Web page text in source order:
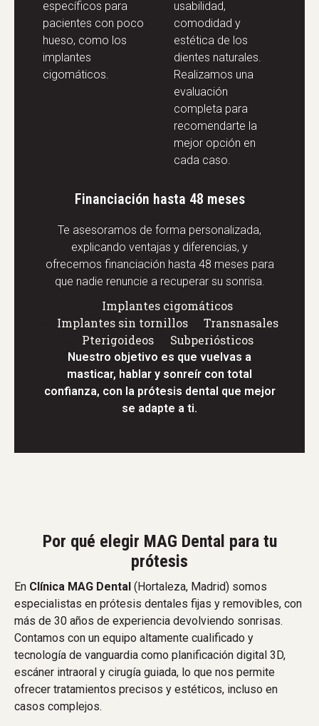
específicos para
pacientes con poco
hueso, como los
implantes
cigomáticos.
usabilidad,
comodidad y
estética de los
dientes naturales.
Realizamos una
evaluación
completa para
recomendarte la
mejor opción en
cada caso.
Financiación hasta 48 meses
Te asesoramos de forma personalizada,
explicando ventajas y diferencias, y
ofrecemos financiación hasta 48 meses para
que nadie renuncie a recuperar su sonrisa.
Implantes cigomáticos
Implantes sin tornillos
Transnasales
Pterigoideos
Subperiósticos
Nuestro objetivo es que vuelvas a
masticar, hablar y sonreír con total
confianza, con la prótesis dental que mejor
se adapte a ti.
Por qué elegir MAG Dental para tu
prótesis
En Clínica MAG Dental (Hortaleza, Madrid) somos
especialistas en prótesis dentales fijas y removibles, con
más de 30 años de experiencia devolviendo sonrisas.
Contamos con un equipo altamente cualificado y
tecnología de vanguardia como planificación digital 3D,
escáner intraoral y cirugía guiada, lo que nos permite
ofrecer tratamientos precisos y estéticos, incluso en
casos complejos.